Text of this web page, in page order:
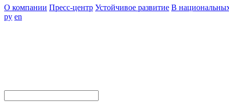
О компании Пресс-центр Устойчивое развитие В
ру en